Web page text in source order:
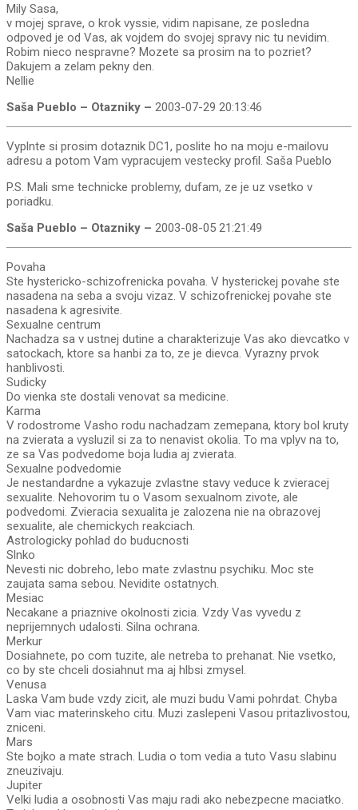
Mily Sasa,
v mojej sprave, o krok vyssie, vidim napisane, ze posledna
odpoved je od Vas, ak vojdem do svojej spravy nic tu nevidim.
Robim nieco nespravne? Mozete sa prosim na to pozriet?
Dakujem a zelam pekny den.
Nellie
Saša Pueblo – Otazniky – 2003-07-29 20:13:46
Vyplnte si prosim dotaznik DC1, poslite ho na moju e-mailovu
adresu a potom Vam vypracujem vestecky profil. Saša Pueblo
P.S. Mali sme technicke problemy, dufam, ze je uz vsetko v
poriadku.
Saša Pueblo – Otazniky – 2003-08-05 21:21:49
Povaha
Ste hystericko-schizofrenicka povaha. V hysterickej povahe ste
nasadena na seba a svoju vizaz. V schizofrenickej povahe ste
nasadena k agresivite.
Sexualne centrum
Nachadza sa v ustnej dutine a charakterizuje Vas ako dievcatko v
satockach, ktore sa hanbi za to, ze je dievca. Vyrazny prvok
hanblivosti.
Sudicky
Do vienka ste dostali venovat sa medicine.
Karma
V rodostrome Vasho rodu nachadzam zemepana, ktory bol kruty
na zvierata a vysluzil si za to nenavist okolia. To ma vplyv na to,
ze sa Vas podvedome boja ludia aj zvierata.
Sexualne podvedomie
Je nestandardne a vykazuje zvlastne stavy veduce k zvieracej
sexualite. Nehovorim tu o Vasom sexualnom zivote, ale
podvedomi. Zvieracia sexualita je zalozena nie na obrazovej
sexualite, ale chemickych reakciach.
Astrologicky pohlad do buducnosti
Slnko
Nevesti nic dobreho, lebo mate zvlastnu psychiku. Moc ste
zaujata sama sebou. Nevidite ostatnych.
Mesiac
Necakane a priaznive okolnosti zicia. Vzdy Vas vyvedu z
neprijemnych udalosti. Silna ochrana.
Merkur
Dosiahnete, po com tuzite, ale netreba to prehanat. Nie vsetko,
co by ste chceli dosiahnut ma aj hlbsi zmysel.
Venusa
Laska Vam bude vzdy zicit, ale muzi budu Vami pohrdat. Chyba
Vam viac materinskeho citu. Muzi zaslepeni Vasou pritazlivostou,
zniceni.
Mars
Ste bojko a mate strach. Ludia o tom vedia a tuto Vasu slabinu
zneuzivaju.
Jupiter
Velki ludia a osobnosti Vas maju radi ako nebezpecne maciatko.